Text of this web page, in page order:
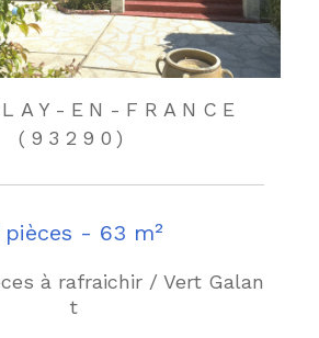
EN-FRANCE
(93290)
pièces - 63 m²
à rafraichir / Vert Galan
t